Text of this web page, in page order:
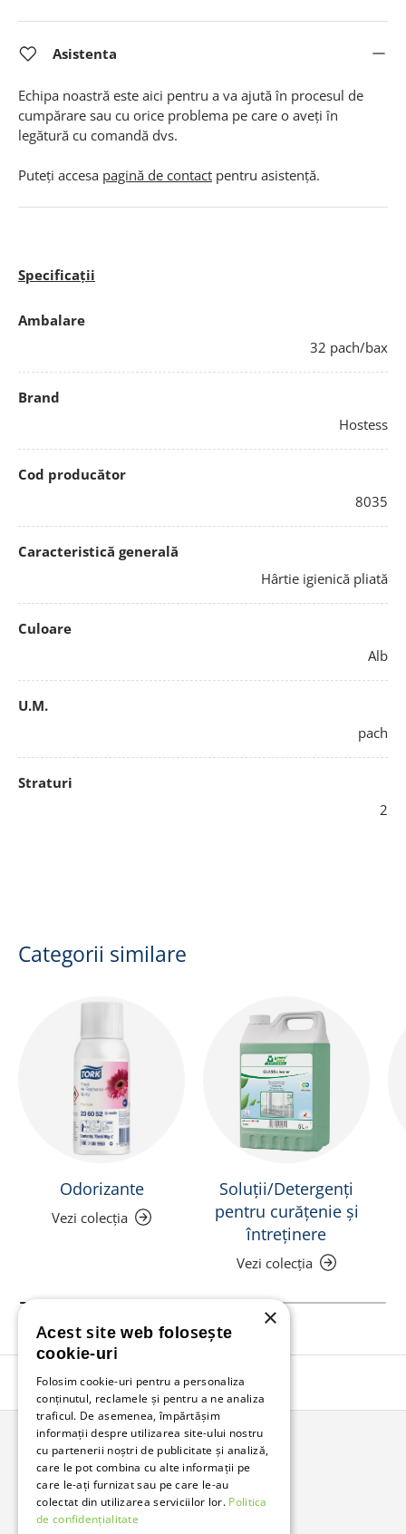
Asistenta
Echipa noastră este aici pentru a va ajută în procesul de
cumpărare sau cu orice problema pe care o aveți în
legătură cu comandă dvs.
Puteți accesa pagină de contact pentru asistență.
Specificații
Ambalare
32 pach/bax
Brand
Hostess
Cod producător
8035
Caracteristică generală
Hârtie igienică pliată
Culoare
Alb
U.M.
pach
Straturi
2
Categorii similare
Odorizante
Vezi colecția
Soluții/Detergenți
pentru curățenie și
întreținere
Vezi colecția
Înapoi în sus
Bunzl Romania
Soluții complete pentru afacerea ta.
×
Acest site web folosește
cookie-uri
Folosim cookie-uri pentru a personaliza
conținutul, reclamele și pentru a ne analiza
traficul. De asemenea, împărtășim
informații despre utilizarea site-ului nostru
cu partenerii noștri de publicitate și analiză,
care le pot combina cu alte informații pe
care le-ați furnizat sau pe care le-au
colectat din utilizarea serviciilor lor. Politica
de confidențialitate